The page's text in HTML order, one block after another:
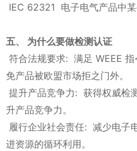
IEC 62321 电子电气产品中
五、 为什么要做检测认证
符合法规要求: 满足 WEEE
免产品被欧盟市场拒之门外。
提升产品竞争力: 获得权威检
升产品竞争力。
履行企业社会责任: 减少电子
进资源的循环利用。